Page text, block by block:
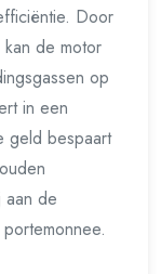
Door
de motor
op
in een
geld bespaart
aan de